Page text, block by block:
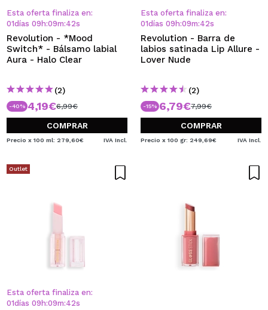
Esta oferta finaliza en:
01días 09 h:09m:42s
Revolution - *Mood
Switch* - Bálsamo labial
Aura - Halo Clear
(2)
-40% 4,19€6,99€
COMPRAR
Precio x 100 ml: 279,60€ IVA Incl.
Esta oferta finaliza en:
01días 09 h:09m:42s
Revolution - Barra de
labios satinada Lip Allure -
Lover Nude
(2)
-15% 6,79€7,99€
COMPRAR
Precio x 100 gr: 249,69€ IVA Incl.
Outlet
Esta oferta finaliza en:
01días 09 h:09m:42s